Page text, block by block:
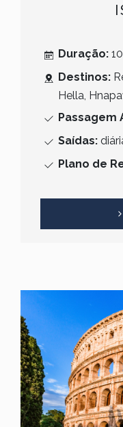
Duração:
Destinos:
Hella,
Passagem
Saídas:
Plano de